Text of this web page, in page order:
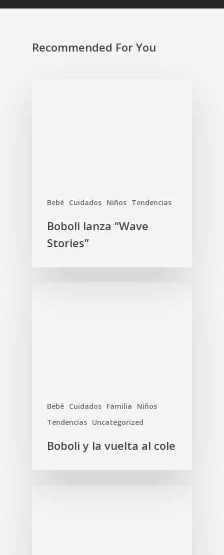
Recommended For You
Bebé Cuidados Niños Tendencias
Boboli lanza “Wave
Stories”
Bebé Cuidados Familia
Niños
Tendencias Uncategorized
Boboli y la vuelta al cole